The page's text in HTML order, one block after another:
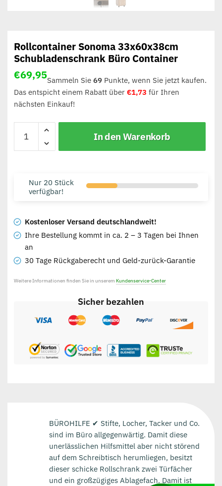
Rollcontainer Sonoma 33x60x38cm
Schubladenschrank Büro Container
€69,95Sammeln Sie 69Punkte, wenn Sie jetzt kaufen.
Das entspicht einem Rabatt über €1,73 für Ihren
nächsten Einkauf!
In den Warenkorb
Nur 20 Stück
verfügbar!
Kostenloser Versand deutschlandweit!
Ihre Bestellung kommt in ca. 2 – 3 Tagen bei Ihnen
an
30 Tage Rückgaberecht und Geld-zurück-Garantie
Weitere Informationen finden Sie in unserem Kundenservice-Center
Sicher bezahlen
BÜROHILFE ✔ Stifte, Locher, Tacker und Co.
sind im Büro allgegenwärtig. Damit diese
unerlässlichen Hilfsmittel aber nicht störend
auf dem Schreibtisch herumliegen, besitzt
dieser schicke Rollschrank zwei Türfächer
und ein großzügiges Ablagefach. Damit ist